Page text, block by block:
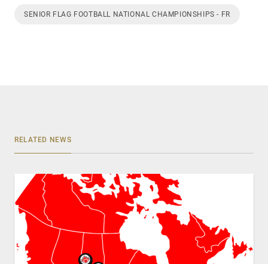
SENIOR FLAG FOOTBALL NATIONAL CHAMPIONSHIPS - FR
RELATED NEWS